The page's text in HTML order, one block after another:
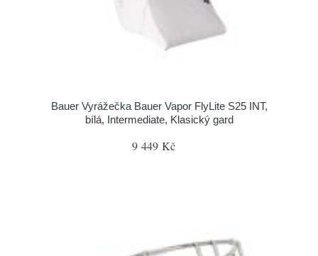
Bauer Vyrážečka Bauer Vapor FlyLite S25 INT,
bílá, Intermediate, Klasický gard
9 449 Kč